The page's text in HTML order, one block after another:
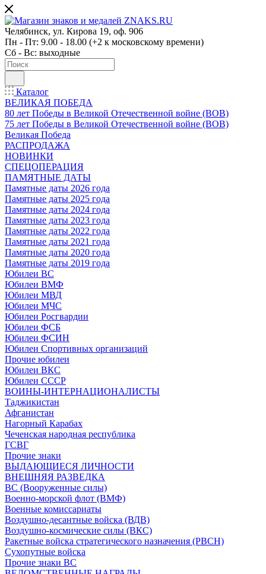
Челябинск, ул. Кирова 19, оф. 906
Пн - Пт: 9.00 - 18.00 (+2 к московскому времени)
Сб - Вс: выходные
Каталог
ВЕЛИКАЯ ПОБЕДА
80 лет Победы в Великой Отечественной войне (ВОВ)
75 лет Победы в Великой Отечественной войне (ВОВ)
Великая Победа
РАСПРОДАЖА
НОВИНКИ
СПЕЦОПЕРАЦИЯ
ПАМЯТНЫЕ ДАТЫ
Памятные даты 2026 года
Памятные даты 2025 года
Памятные даты 2024 года
Памятные даты 2023 года
Памятные даты 2022 года
Памятные даты 2021 года
Памятные даты 2020 года
Памятные даты 2019 года
Юбилеи ВС
Юбилеи ВМФ
Юбилеи МВД
Юбилеи МЧС
Юбилеи Росгвардии
Юбилеи ФСБ
Юбилеи ФСИН
Юбилеи Спортивных организаций
Прочие юбилеи
Юбилеи ВКС
Юбилеи СССР
ВОИНЫ-ИНТЕРНАЦИОНАЛИСТЫ
Таджикистан
Афганистан
Нагорный Карабах
Чеченская народная республика
ГСВГ
Прочие знаки
ВЫДАЮЩИЕСЯ ЛИЧНОСТИ
ВНЕШНЯЯ РАЗВЕДКА
ВС (Вооруженные силы)
Военно-морской флот (ВМФ)
Военные комиссариаты
Воздушно-десантные войска (ВДВ)
Воздушно-космические силы (ВКС)
Ракетные войска стратегического назначения (РВСН)
Сухопутные войска
Прочие знаки ВС